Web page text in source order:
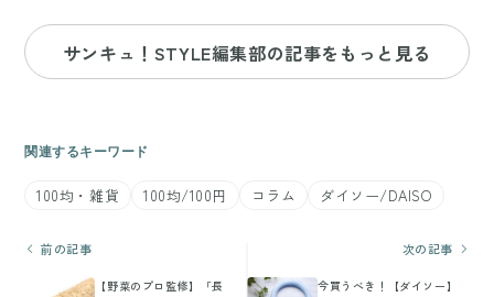
サンキュ！STYLE編集部の記事をもっと見る
関連するキーワード
100均・雑貨 100均/100円 コラム ダイソー/DAISO
前の記事
【野菜のプロ監修】「長
次の記事
今買うべき！【ダイソー】